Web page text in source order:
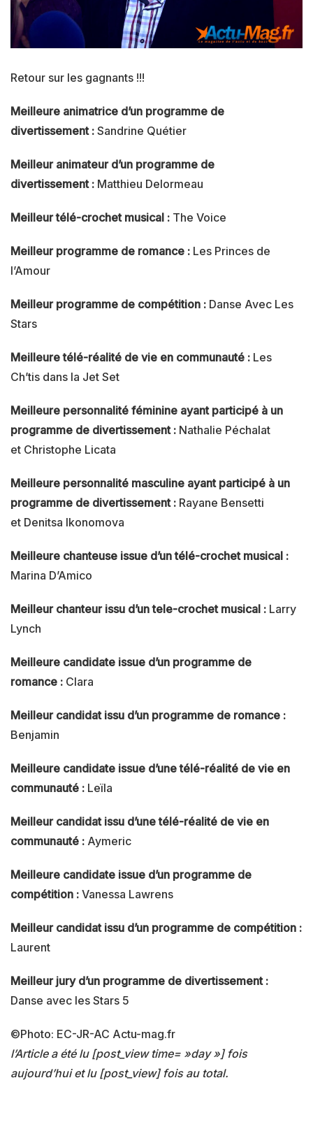
Retour sur les gagnants !!!
Meilleure animatrice d’un programme de
divertissement : Sandrine Quétier
Meilleur animateur d’un programme de
divertissement : Matthieu Delormeau
Meilleur télé-crochet musical : The Voice
Meilleur programme de romance : Les Princes de
l’Amour
Meilleur programme de compétition : Danse Avec Les
Stars
Meilleure télé-réalité de vie en communauté : Les
Ch’tis dans la Jet Set
Meilleure personnalité féminine ayant participé à un
programme de divertissement : Nathalie Péchalat
et Christophe Licata
Meilleure personnalité masculine ayant participé à un
programme de divertissement : Rayane Bensetti
et Denitsa Ikonomova
Meilleure chanteuse issue d’un télé-crochet musical :
Marina D’Amico
Meilleur chanteur issu d’un tele-crochet musical : Larry
Lynch
Meilleure candidate issue d’un programme de
romance : Clara
Meilleur candidat issu d’un programme de romance :
Benjamin
Meilleure candidate issue d’une télé-réalité de vie en
communauté : Leïla
Meilleur candidat issu d’une télé-réalité de vie en
communauté : Aymeric
Meilleure candidate issue d’un programme de
compétition : Vanessa Lawrens
Meilleur candidat issu d’un programme de compétition :
Laurent
Meilleur jury d’un programme de divertissement :
Danse avec les Stars 5
©Photo: EC-JR-AC Actu-mag.fr
l’Article a été lu [post_view time= »day »] fois
aujourd’hui et lu [post_view] fois au total.